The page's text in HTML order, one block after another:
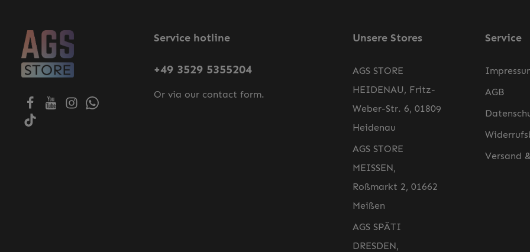
Service hotline
+49 3529 5355204
Or via our contact form.
Unsere Stores
AGS STORE
HEIDENAU, Fritz-
Weber-Str. 6, 01809
Heidenau
AGS STORE
MEISSEN,
Roßmarkt 2, 01662
Meißen
AGS SPÄTI
DRESDEN,
Service
AGB
Versand